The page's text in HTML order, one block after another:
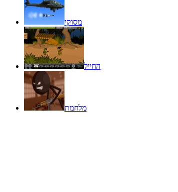
מסוקי
החייל
מלחמת